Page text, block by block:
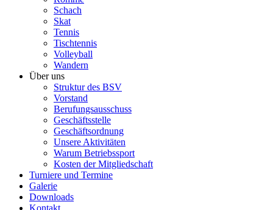
Schach
Skat
Tennis
Tischtennis
Volleyball
Wandern
Über uns
Struktur des BSV
Vorstand
Berufungsausschuss
Geschäftsstelle
Geschäftsordnung
Unsere Aktivitäten
Warum Betriebssport
Kosten der Mitgliedschaft
Turniere und Termine
Galerie
Downloads
Kontakt